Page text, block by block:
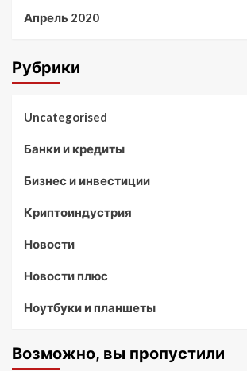
Апрель 2020
Рубрики
Uncategorised
Банки и кредиты
Бизнес и инвестиции
Криптоиндустрия
Новости
Новости плюс
Ноутбуки и планшеты
Возможно, вы пропустили